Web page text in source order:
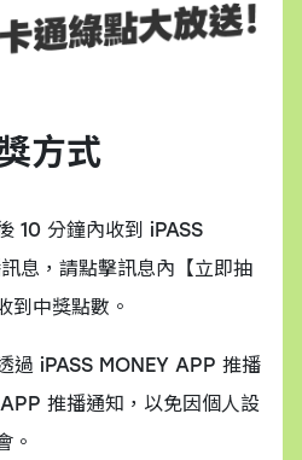
方式
10 分鐘內收到 iPASS
息，請點擊訊息內【立即抽
到中獎點數。
過 iPASS MONEY APP 推播
推播通知，以免因個人設
。